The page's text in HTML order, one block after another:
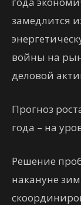
замедлится
войны на
деловой
Прогноз
года – на
Решение
накануне